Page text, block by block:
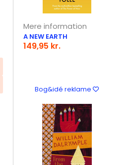
Mere information
A NEW EARTH
149,95 kr.
Bog&idé reklame